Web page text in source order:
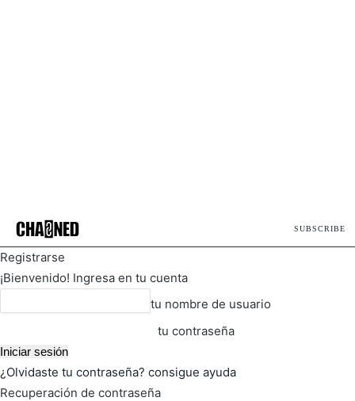
SUBSCRIBE
Registrarse
¡Bienvenido! Ingresa en tu cuenta
tu nombre de usuario
tu contraseña
¿Olvidaste tu contraseña? consigue ayuda
Recuperación de contraseña